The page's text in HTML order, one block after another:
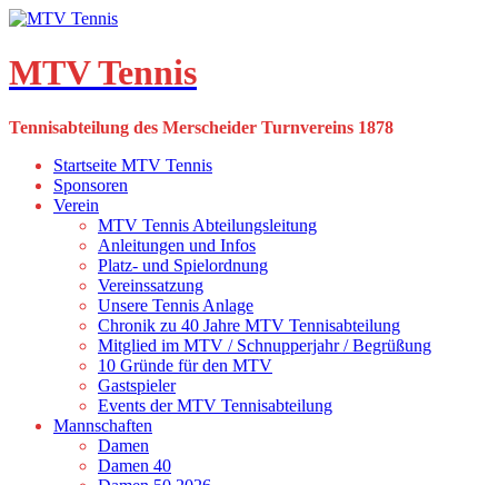
Skip
content
MTV Tennis
Tennisabteilung des Merscheider Turnvereins 1878
Startseite MTV Tennis
Sponsoren
Verein
MTV Tennis Abteilungsleitung
Anleitungen und Infos
Platz- und Spielordnung
Vereinssatzung
Unsere Tennis Anlage
Chronik zu 40 Jahre MTV Tennisabteilung
Mitglied im MTV / Schnupperjahr / Begrüßung
10 Gründe für den MTV
Gastspieler
Events der MTV Tennisabteilung
Mannschaften
Damen
Damen 40